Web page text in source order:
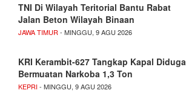
TNI Di Wilayah Teritorial Bantu Rabat
Jalan Beton Wilayah Binaan
JAWA TIMUR - MINGGU, 9 AGU 2026
KRI Kerambit-627 Tangkap Kapal Diduga
Bermuatan Narkoba 1,3 Ton
KEPRI- MINGGU, 9 AGU 2026